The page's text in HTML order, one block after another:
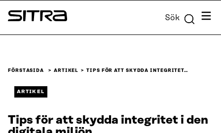
Skip to
content
Sitra Sök Meny
FÖRSTASIDA ARTIKEL TIPS FÖR ATT SKYDDA INTEGRITET…
ARTIKEL
Tips för att skydda integritet i den